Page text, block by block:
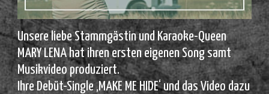
Unsere liebe Stammgästin und Karaoke-Queen
MARY LENA hat ihren ersten eigenen Song samt
Musikvideo produziert.
Ihre Debüt-Single ‚MAKE ME HIDE‘ und das Video dazu